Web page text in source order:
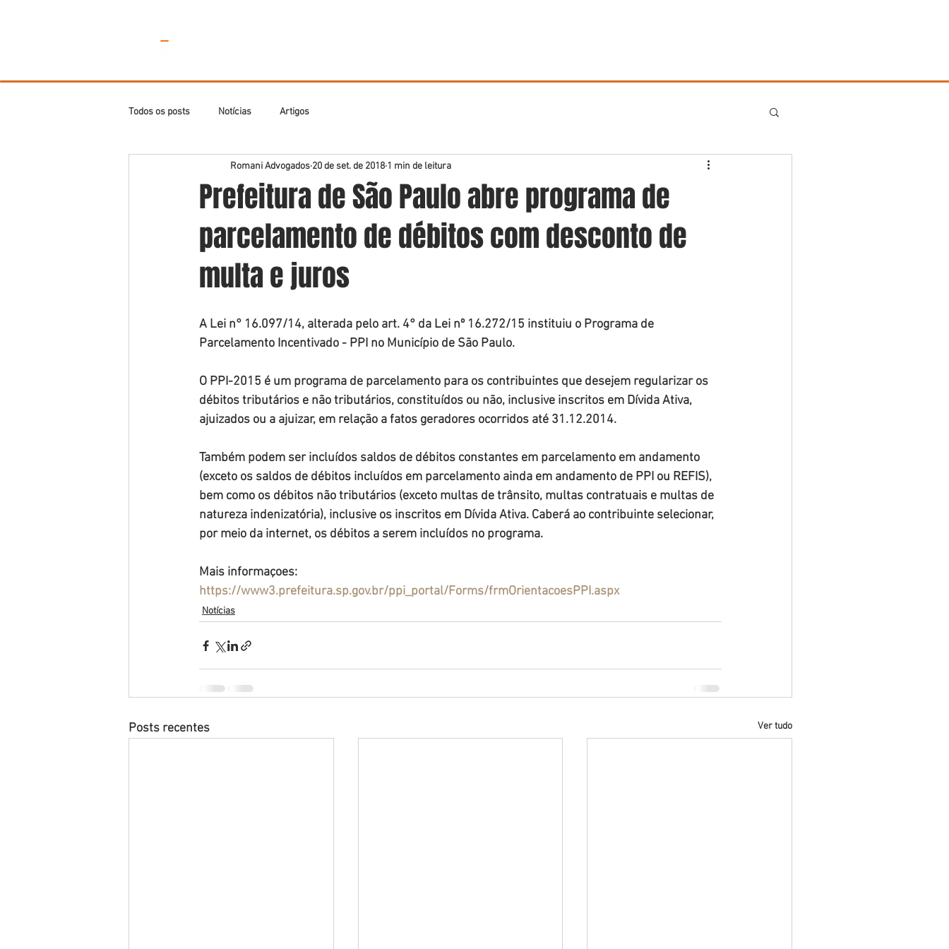
Todos os posts Notícias Artigos
Prefeitura de São Paulo abre programa de
parcelamento de débitos com desconto de
multa e juros
Romani Advogados 20 de set. de 2018 1 min de leitura
A Lei n° 16.097/14, alterada pelo art. 4° da Lei nº 16.272/15 instituiu o Programa de
Parcelamento Incentivado - PPI no Município de São Paulo.
O PPI-2015 é um programa de parcelamento para os contribuintes que desejem regularizar os
débitos tributários e não tributários, constituídos ou não, inclusive inscritos em Dívida Ativa,
ajuizados ou a ajuizar, em relação a fatos geradores ocorridos até 31.12.2014.
Também podem ser incluídos saldos de débitos constantes em parcelamento em andamento
(exceto os saldos de débitos incluídos em parcelamento ainda em andamento de PPI ou REFIS),
bem como os débitos não tributários (exceto multas de trânsito, multas contratuais e multas de
natureza indenizatória), inclusive os inscritos em Dívida Ativa. Caberá ao contribuinte selecionar,
por meio da internet, os débitos a serem incluídos no programa.
Mais informaçoes:
https://www3.prefeitura.sp.gov.br/ppi_portal/Forms/frmOrientacoesPPI.aspx
Notícias
Posts recentes Ver tudo